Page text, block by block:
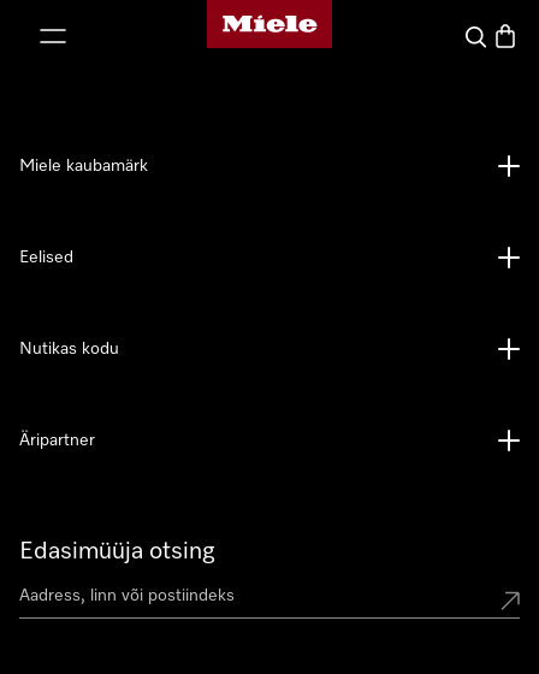
Miele avaleht
Search
Edasimüüja otsing
Miele kaubamärk
Eelised
Nutikas kodu
Äripartner